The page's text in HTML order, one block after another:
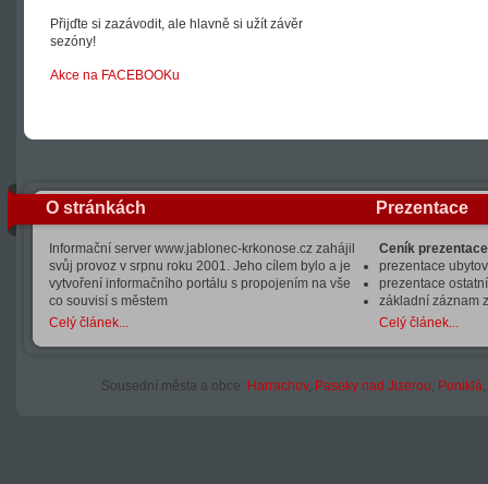
Přijďte si zazávodit, ale hlavně si užít závěr
sezóny!
Akce na FACEBOOKu
O stránkách
Informační server www.jablonec-krkonose.cz zahájil
svůj provoz v srpnu roku 2001. Jeho cílem bylo a je
vytvoření informačního portálu s propojením na vše
co souvisí s městem
Celý článek...
Prezentace
Ceník
prezentace
prezentace
základní záznam
Celý článek...
Sousední města a obce: Harrachov, Paseky nad Jizerou, Poniklá,